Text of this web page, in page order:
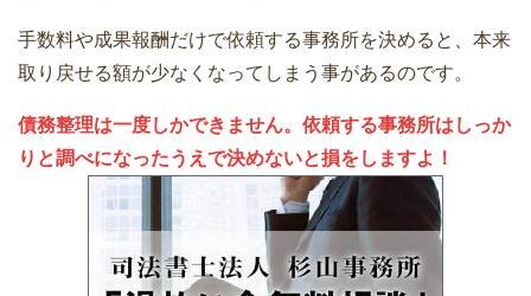
手数料や成果報酬だけで依頼する事務所を決めると、本来
取り戻せる額が少なくなってしまう事があるのです。
債務整理は一度しかできません。依頼する事務所はしっか
りと調べになったうえで決めないと損をしますよ！